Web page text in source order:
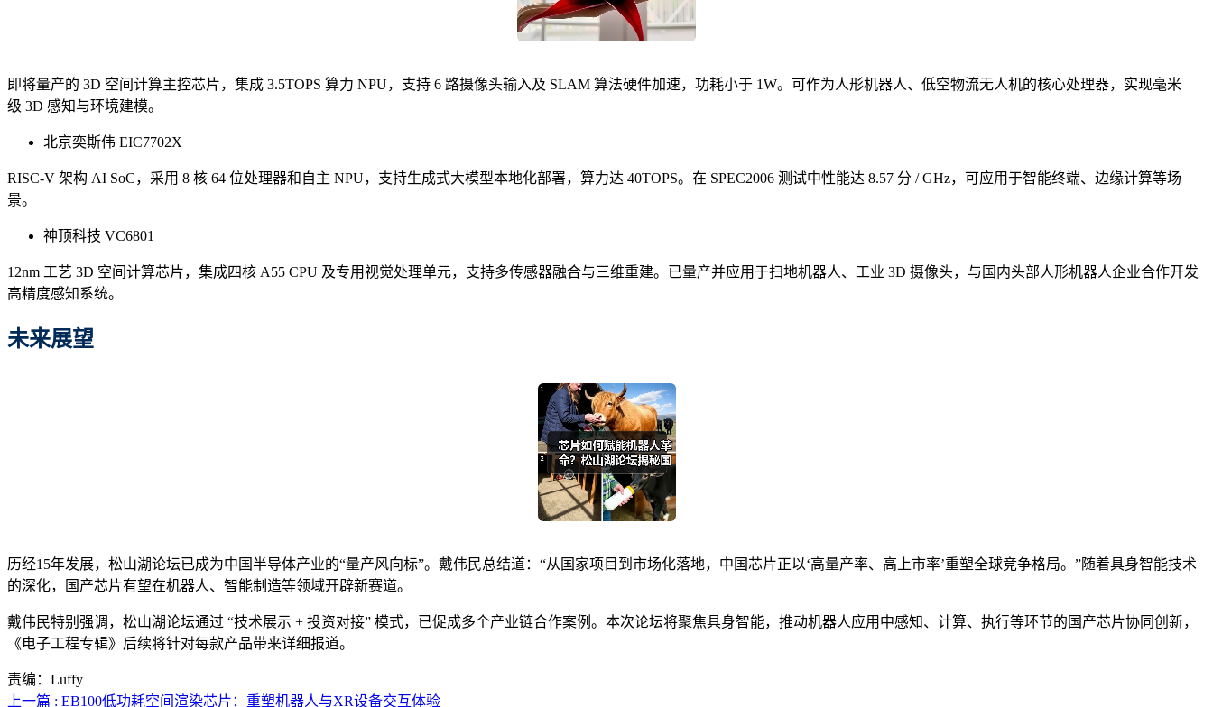
即将量产的 3D 空间计算主控芯片，集成 3.5TOPS 算力 NPU，支持 6 路摄像头输入及 SLAM 算法硬件加速，功耗小于 1W。可作为人形机器人、低空物流无人机的核心处理器，实现毫米
级 3D 感知与环境建模。
北京奕斯伟 EIC7702X
RISC-V 架构 AI SoC，采用 8 核 64 位处理器和自主 NPU，支持生成式大模型本地化部署，算力达 40TOPS。在 SPEC2006 测试中性能达 8.57 分 / GHz，可应用于智能终端、边缘计算等场
景。
神顶科技 VC6801
12nm 工艺 3D 空间计算芯片，集成四核 A55 CPU 及专用视觉处理单元，支持多传感器融合与三维重建。已量产并应用于扫地机器人、工业 3D 摄像头，与国内头部人形机器人企业合作开发
高精度感知系统。
未来展望
历经15年发展，松山湖论坛已成为中国半导体产业的“量产风向标”。戴伟民总结道：“从国家项目到市场化落地，中国芯片正以‘高量产率、高上市率’重塑全球竞争格局。”随着具身智能技术
的深化，国产芯片有望在机器人、智能制造等领域开辟新赛道。
戴伟民特别强调，松山湖论坛通过 “技术展示 + 投资对接” 模式，已促成多个产业链合作案例。本次论坛将聚焦具身智能，推动机器人应用中感知、计算、执行等环节的国产芯片协同创新，
《电子工程专辑》后续将针对每款产品带来详细报道。
责编：Luffy
上一篇 : EB100低功耗空间渲染芯片：重塑机器人与XR设备交互体验